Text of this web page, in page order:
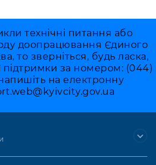
технічні питання або
доопрацювання Єдиного
то зверніться, будь ласка,
підтримки за номером: (044)
на електронну